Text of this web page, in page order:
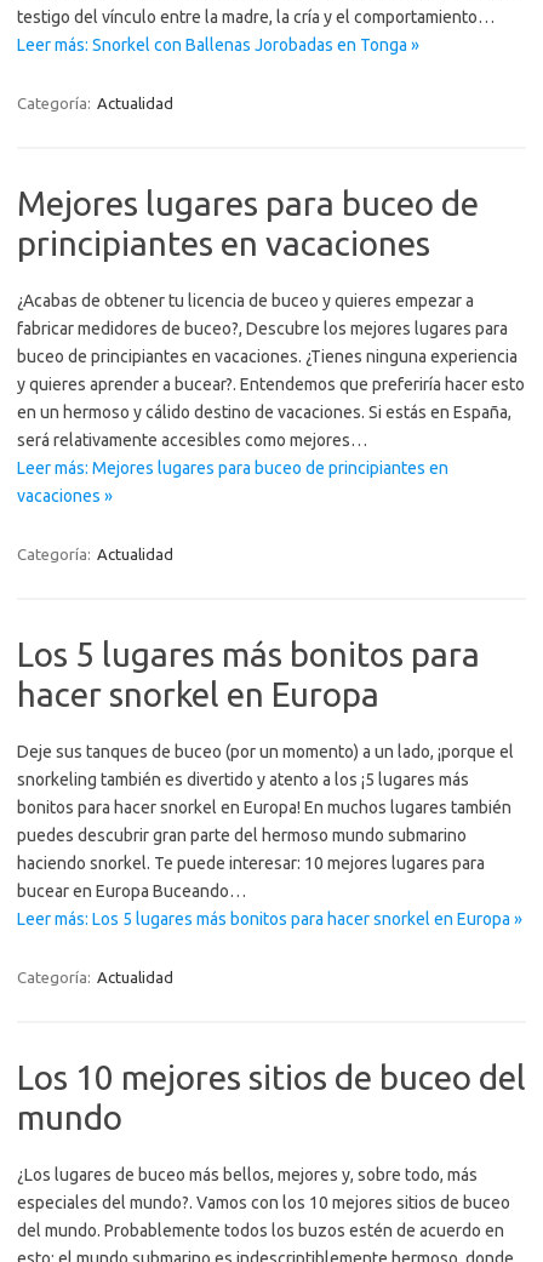
testigo del vínculo entre la madre, la cría y el comportamiento…
Leer más: Snorkel con Ballenas Jorobadas en Tonga »
Categoría: Actualidad
Mejores lugares para buceo de
principiantes en vacaciones
¿Acabas de obtener tu licencia de buceo y quieres empezar a
fabricar medidores de buceo?, Descubre los mejores lugares para
buceo de principiantes en vacaciones. ¿Tienes ninguna experiencia
y quieres aprender a bucear?. Entendemos que preferiría hacer esto
en un hermoso y cálido destino de vacaciones. Si estás en España,
será relativamente accesibles como mejores…
Leer más: Mejores lugares para buceo de principiantes en
vacaciones »
Categoría: Actualidad
Los 5 lugares más bonitos para
hacer snorkel en Europa
Deje sus tanques de buceo (por un momento) a un lado, ¡porque el
snorkeling también es divertido y atento a los ¡5 lugares más
bonitos para hacer snorkel en Europa! En muchos lugares también
puedes descubrir gran parte del hermoso mundo submarino
haciendo snorkel. Te puede interesar: 10 mejores lugares para
bucear en Europa Buceando…
Leer más: Los 5 lugares más bonitos para hacer snorkel en Europa »
Categoría: Actualidad
Los 10 mejores sitios de buceo del
mundo
¿Los lugares de buceo más bellos, mejores y, sobre todo, más
especiales del mundo?. Vamos con los 10 mejores sitios de buceo
del mundo. Probablemente todos los buzos estén de acuerdo en